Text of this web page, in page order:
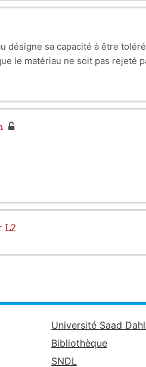
désigne sa capacité à être
le matériau ne soit pas rejeté
L2
Université Saad
Bibliothèque
SNDL